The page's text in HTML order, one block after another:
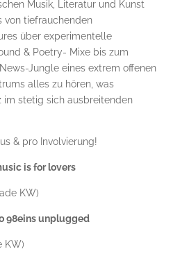
Musik, Literatur und Kunst
von tiefrauchenden
über experimentelle
& Poetry- Mixe bis zum
Jungle eines extrem offenen
alles zu hören, was
im stetig sich ausbreitenden
& pro Involvierung!
is for lovers
KW)
98eins unplugged
KW)